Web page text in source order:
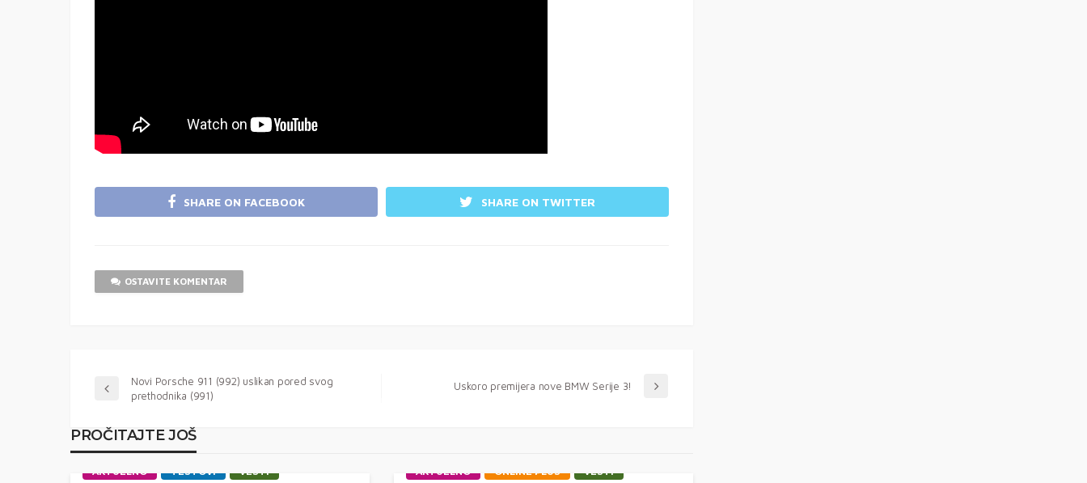
SHARE ON FACEBOOK SHARE ON TWITTER
OSTAVITE KOMENTAR
Novi Porsche 911 (992) uslikan pored svog
prethodnika (991)
Uskoro premijera nove BMW Serije 3!
PROČITAJTE JOŠ
AKTUELNO TESTOVI VESTI AKTUELNO ONLINE PLUS VESTI